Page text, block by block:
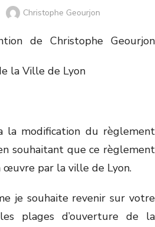
Christophe Geourjon
de Christophe Geourjon
la Ville de Lyon
la modification du règlement
souhaitant que ce règlement
par la ville de Lyon.
je souhaite revenir sur votre
plages d’ouverture de la